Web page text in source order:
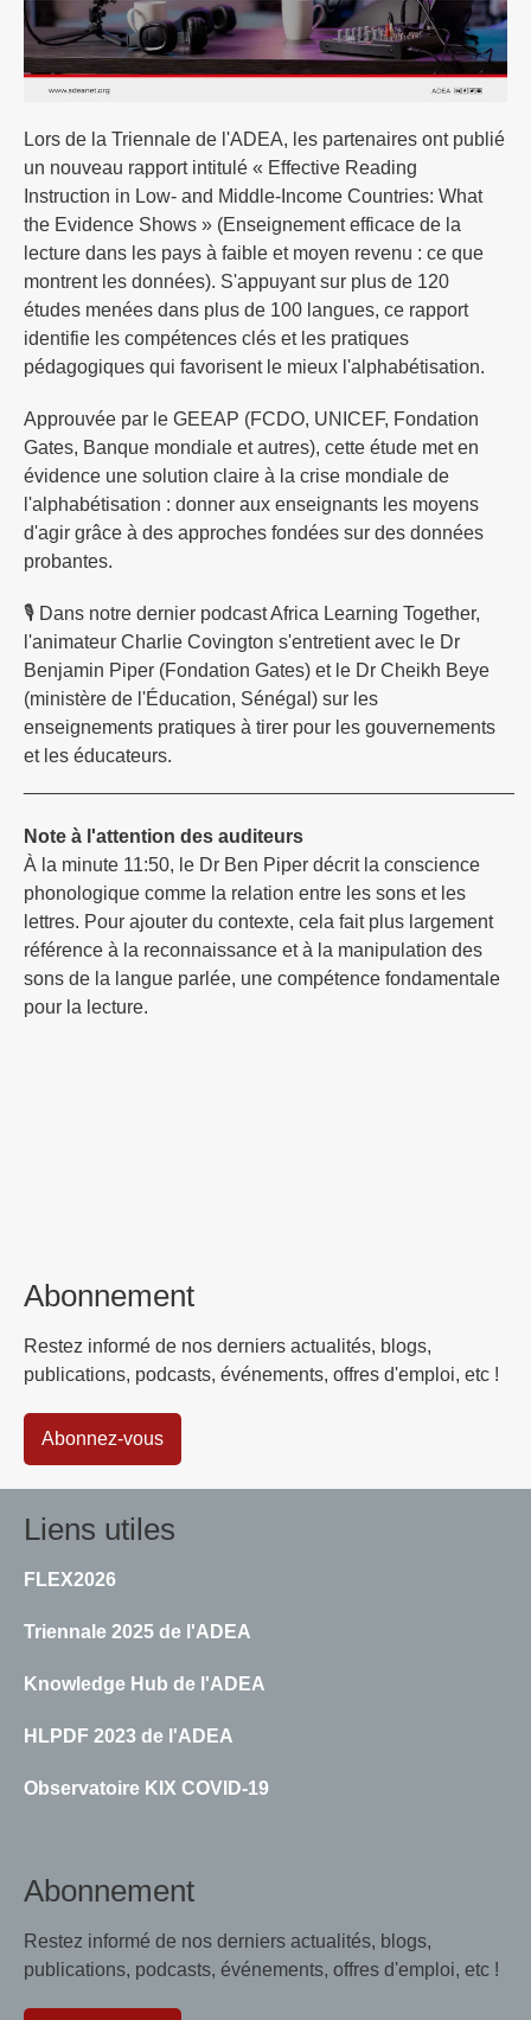
Lors de la Triennale de l'ADEA, les partenaires ont publié
un nouveau rapport intitulé « Effective Reading
Instruction in Low- and Middle-Income Countries: What
the Evidence Shows » (Enseignement efficace de la
lecture dans les pays à faible et moyen revenu : ce que
montrent les données). S'appuyant sur plus de 120
études menées dans plus de 100 langues, ce rapport
identifie les compétences clés et les pratiques
pédagogiques qui favorisent le mieux l'alphabétisation.
Approuvée par le GEEAP (FCDO, UNICEF, Fondation
Gates, Banque mondiale et autres), cette étude met en
évidence une solution claire à la crise mondiale de
l'alphabétisation : donner aux enseignants les moyens
d'agir grâce à des approches fondées sur des données
probantes.
🎙️ Dans notre dernier podcast Africa Learning Together,
l'animateur Charlie Covington s'entretient avec le Dr
Benjamin Piper (Fondation Gates) et le Dr Cheikh Beye
(ministère de l'Éducation, Sénégal) sur les
enseignements pratiques à tirer pour les gouvernements
et les éducateurs.
Note à l'attention des auditeurs
À la minute 11:50, le Dr Ben Piper décrit la conscience
phonologique comme la relation entre les sons et les
lettres. Pour ajouter du contexte, cela fait plus largement
référence à la reconnaissance et à la manipulation des
sons de la langue parlée, une compétence fondamentale
pour la lecture.
Abonnement
Restez informé de nos derniers actualités, blogs,
publications, podcasts, événements, offres d'emploi, etc !
Abonnez-vous
Liens utiles
FLEX2026
Triennale 2025 de l'ADEA
Knowledge Hub de l'ADEA
HLPDF 2023 de l'ADEA
Observatoire KIX COVID-19
Abonnement
Restez informé de nos derniers actualités, blogs,
publications, podcasts, événements, offres d'emploi, etc !